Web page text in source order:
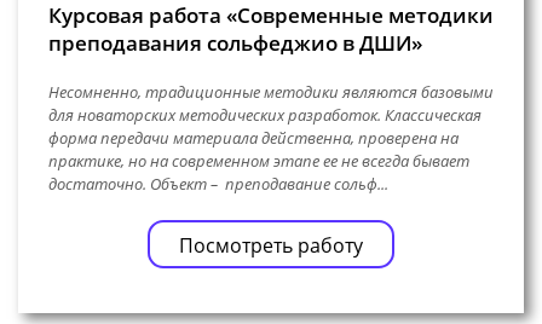
Курсовая работа «Современные методики
преподавания сольфеджио в ДШИ»
Несомненно, традиционные методики являются базовыми
для новаторских методических разработок. Классическая
форма передачи материала действенна, проверена на
практике, но на современном этапе ее не всегда бывает
достаточно. Объект – преподавание сольф...
Посмотреть работу